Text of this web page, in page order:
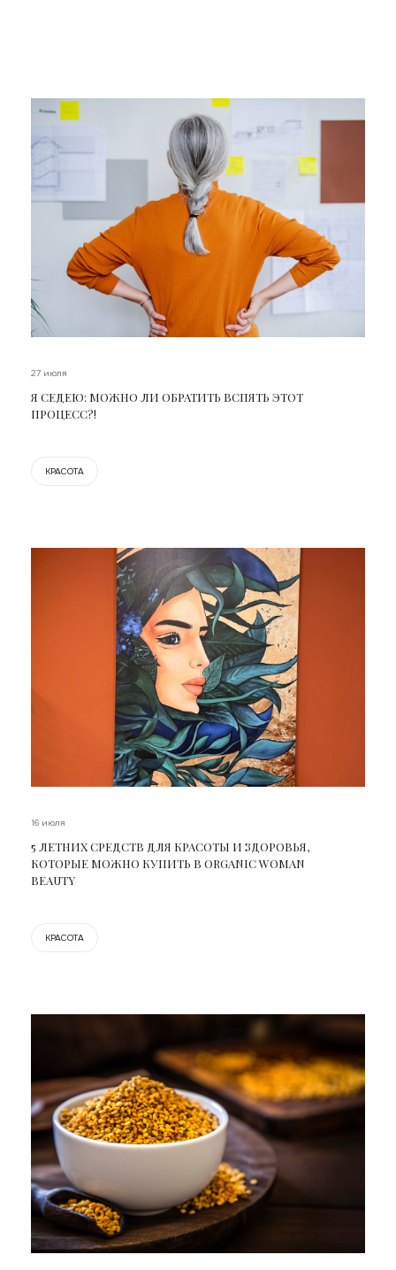
27 июля
Я СЕДЕЮ: МОЖНО ЛИ ОБРАТИТЬ ВСПЯТЬ ЭТОТ
ПРОЦЕСС?!
КРАСОТА
16 июля
5 ЛЕТНИХ СРЕДСТВ ДЛЯ КРАСОТЫ И ЗДОРОВЬЯ,
КОТОРЫЕ МОЖНО КУПИТЬ В ORGANIC WOMAN
BEAUTY
КРАСОТА